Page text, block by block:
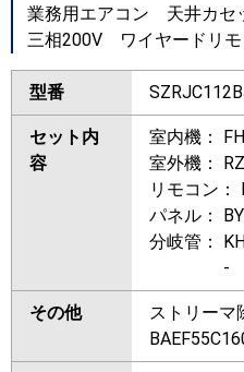
業務用エアコン 天井カ
三相200V ワイヤードリ
型番
セット内
容
室内機：
室外機：
リモコン：
パネル：
分岐管：
-
その他
ストリー